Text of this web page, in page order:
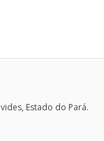
Estado do Pará.